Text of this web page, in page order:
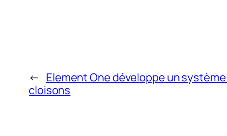
← Element One développe un
cloisons